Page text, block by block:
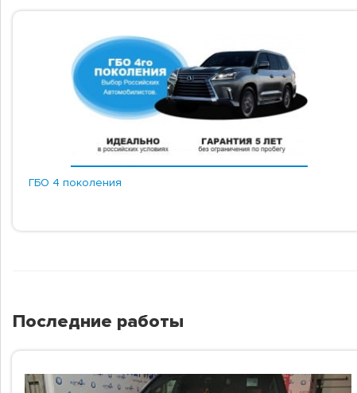
ГБО 4 поколения
Последние работы